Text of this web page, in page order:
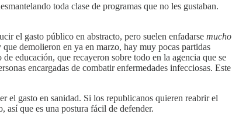
toda clase de programas que no les gustaban.
el gasto público en abstracto, pero suelen enfadarse mucho
demolieron en ya en marzo, hay muy pocas partidas
educación, que recayeron sobre todo en la agencia que se
encargadas de combatir enfermedades infecciosas. Este
el gasto en sanidad. Si los republicanos quieren reabrir el
así que es una postura fácil de defender.